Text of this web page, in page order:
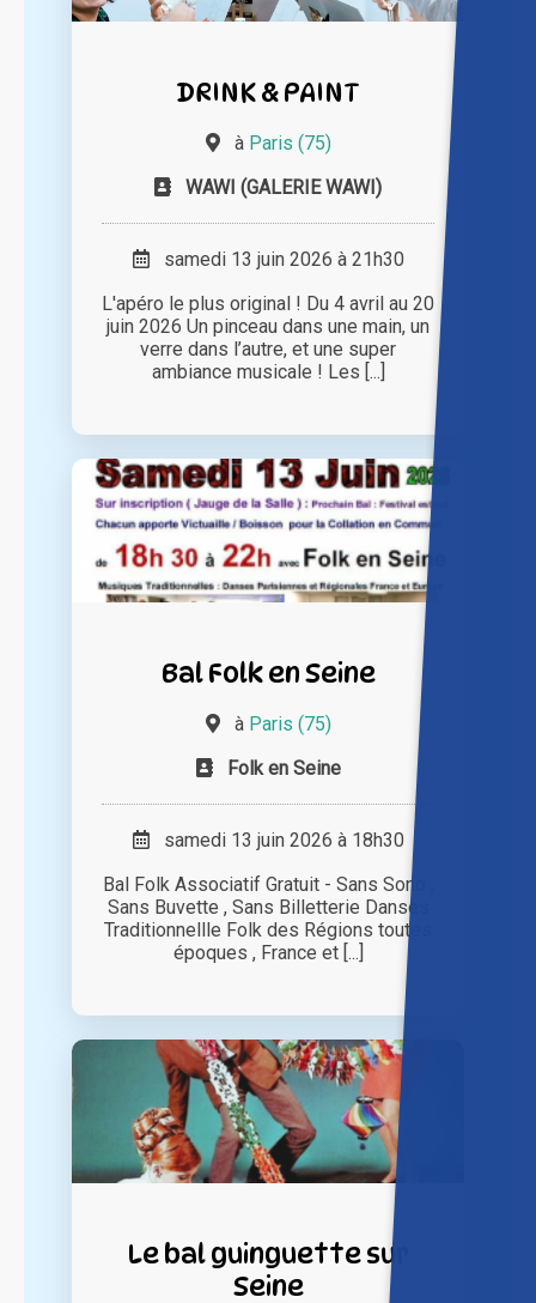
DRINK & PAINT
à Paris (75)
WAWI (GALERIE WAWI)
samedi 13 juin 2026 à 21h30
L'apéro le plus original ! Du 4 avril au 20
juin 2026 Un pinceau dans une main, un
verre dans l’autre, et une super
ambiance musicale ! Les [...]
Bal Folk en Seine
à Paris (75)
Folk en Seine
samedi 13 juin 2026 à 18h30
Bal Folk Associatif Gratuit - Sans Sono ,
Sans Buvette , Sans Billetterie Danses
Traditionnellle Folk des Régions toutes
époques , France et [...]
Le bal guinguette sur
Seine